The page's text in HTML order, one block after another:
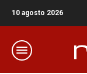
10 agosto 2026